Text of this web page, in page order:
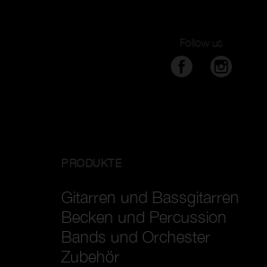
Follow us
PRODUKTE
Gitarren und Bassgitarren
Becken und Percussion
Bands und Orchester
Zubehör